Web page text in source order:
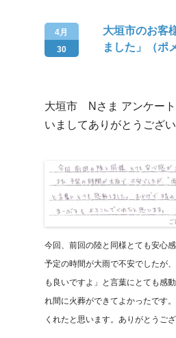
4月
30
大垣市のお客
ました」（ポ
大垣市 Nさま アンケート
いましてありがとうござ
今回、前回の陸と同様とても安心
予定の時間が大雨で不安でしたが
も良いですよ」と言葉にとても感
れ間に火葬ができてよかったです
くれたと思います。ありがとうござ